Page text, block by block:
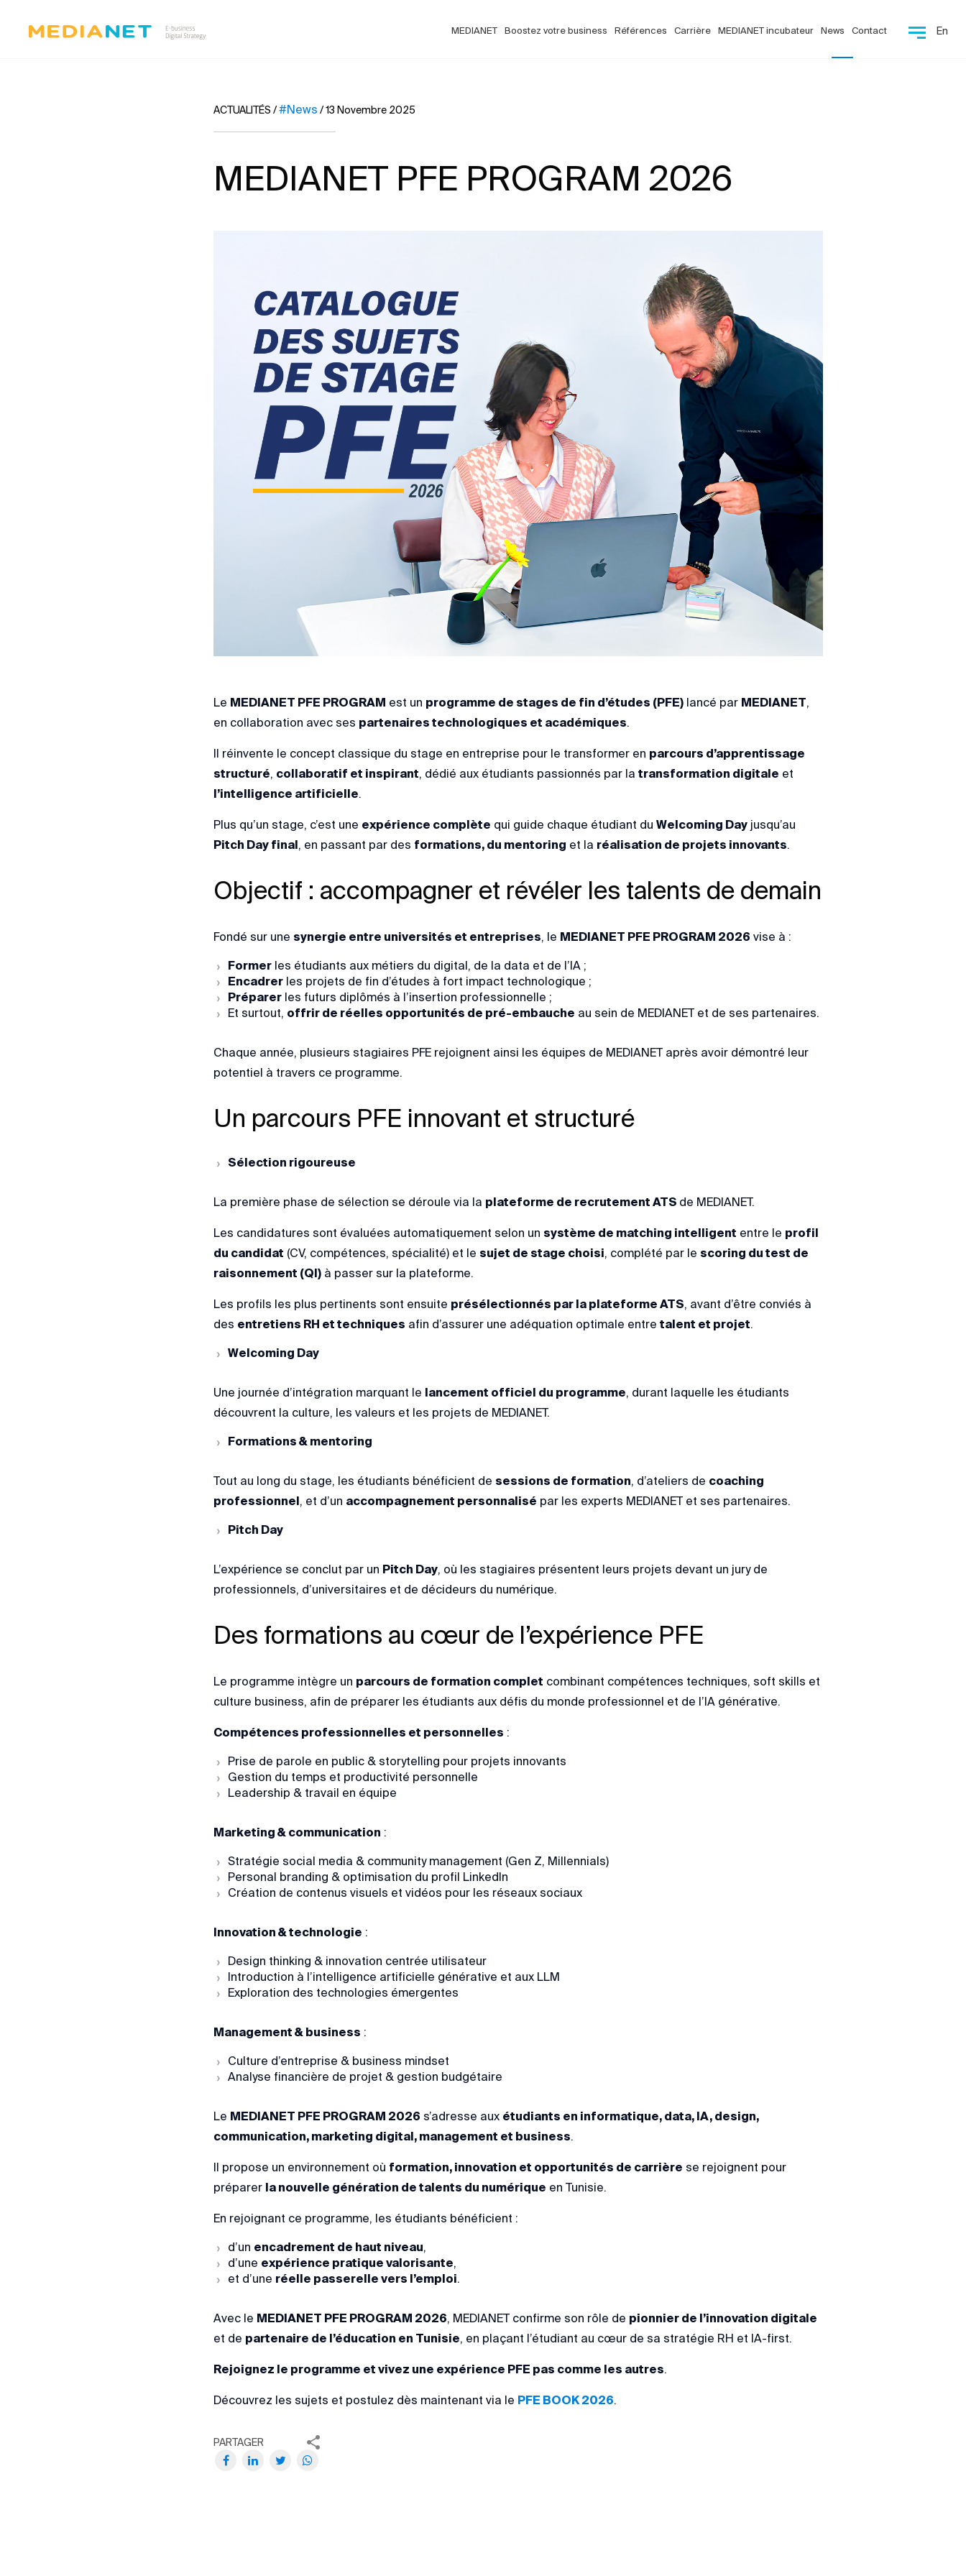
MEDIANET Boostez votre business Références Carrière MEDIANET incubateur News Contact En
ACTUALITÉS /#News /13 Novembre 2025
MEDIANET PFE PROGRAM 2026
Le MEDIANET PFE PROGRAM est un programme de stages de fin d’études (PFE) lancé par MEDIANET,
en collaboration avec ses partenaires technologiques et académiques.
Il réinvente le concept classique du stage en entreprise pour le transformer en parcours d’apprentissage
structuré, collaboratif et inspirant, dédié aux étudiants passionnés par la transformation digitale et
l’intelligence artificielle.
Plus qu’un stage, c’est une expérience complète qui guide chaque étudiant du Welcoming Day jusqu’au
Pitch Day final , en passant par des formations, du mentoring et la réalisation de projets innovants.
Objectif : accompagner et révéler les talents de demain
Fondé sur une synergie entre universités et entreprises, le MEDIANET PFE PROGRAM 2026 vise à :
Former les étudiants aux métiers du digital, de la data et de l’IA ;
Encadrer les projets de fin d’études à fort impact technologique ;
Préparer les futurs diplômés à l’insertion professionnelle ;
Et surtout, offrir de réelles opportunités de pré-embauche au sein de MEDIANET et de ses partenaires.
Chaque année, plusieurs stagiaires PFE rejoignent ainsi les équipes de MEDIANET après avoir démontré leur
potentiel à travers ce programme.
Un parcours PFE innovant et structuré
Sélection rigoureuse
La première phase de sélection se déroule via la plateforme de recrutement ATS de MEDIANET.
Les candidatures sont évaluées automatiquement selon un système de matching intelligent entre le profil
du candidat (CV, compétences, spécialité) et le sujet de stage choisi, complété par le scoring du test de
raisonnement (QI) à passer sur la plateforme.
Les profils les plus pertinents sont ensuite présélectionnés par la plateforme ATS, avant d’être conviés à
des entretiens RH et techniques afin d’assurer une adéquation optimale entre talent et projet.
Welcoming Day
Une journée d’intégration marquant le lancement officiel du programme, durant laquelle les étudiants
découvrent la culture, les valeurs et les projets de MEDIANET.
Formations & mentoring
Tout au long du stage, les étudiants bénéficient de sessions de formation, d’ateliers de coaching
professionnel , et d’un accompagnement personnalisé par les experts MEDIANET et ses partenaires.
Pitch Day
L’expérience se conclut par un Pitch Day, où les stagiaires présentent leurs projets devant un jury de
professionnels, d’universitaires et de décideurs du numérique.
Des formations au cœur de l’expérience PFE
Le programme intègre un parcours de formation complet combinant compétences techniques, soft skills et
culture business, afin de préparer les étudiants aux défis du monde professionnel et de l’IA générative.
Compétences professionnelles et personnelles :
Prise de parole en public & storytelling pour projets innovants
Gestion du temps et productivité personnelle
Leadership & travail en équipe
Marketing & communication :
Stratégie social media & community management (Gen Z, Millennials)
Personal branding & optimisation du profil LinkedIn
Création de contenus visuels et vidéos pour les réseaux sociaux
Innovation & technologie :
Design thinking & innovation centrée utilisateur
Introduction à l’intelligence artificielle générative et aux LLM
Exploration des technologies émergentes
Management & business :
Culture d’entreprise & business mindset
Analyse financière de projet & gestion budgétaire
Le MEDIANET PFE PROGRAM 2026 s’adresse aux étudiants en informatique, data, IA, design,
communication, marketing digital, management et business.
Il propose un environnement où formation, innovation et opportunités de carrière se rejoignent pour
préparer la nouvelle génération de talents du numérique en Tunisie.
En rejoignant ce programme, les étudiants bénéficient :
d’un encadrement de haut niveau,
d’une expérience pratique valorisante,
et d’une réelle passerelle vers l’emploi.
Avec le MEDIANET PFE PROGRAM 2026, MEDIANET confirme son rôle de pionnier de l’innovation digitale
et de partenaire de l’éducation en Tunisie, en plaçant l’étudiant au cœur de sa stratégie RH et IA-first.
Rejoignez le programme et vivez une expérience PFE pas comme les autres.
Découvrez les sujets et postulez dès maintenant via le PFE BOOK 2026.
PARTAGER